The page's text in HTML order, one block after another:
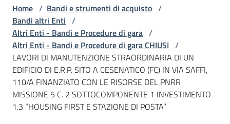
telematici
L'Agenzia
Bandi
e
Home / Bandi e strumenti di acquisto /
Bandi altri Enti /
Altri Enti - Bandi e Procedure di gara /
Altri Enti - Bandi e Procedure di gara CHIUSI /
LAVORI DI MANUTENZIONE STRAORDINARIA DI UN
EDIFICIO DI E.R.P. SITO A CESENATICO (FC) IN VIA SAFFI,
110/A FINANZIATO CON LE RISORSE DEL PNRR
MISSIONE 5 C. 2 SOTTOCOMPONENTE 1 INVESTIMENTO
1.3 “HOUSING FIRST E STAZIONE DI POSTA”